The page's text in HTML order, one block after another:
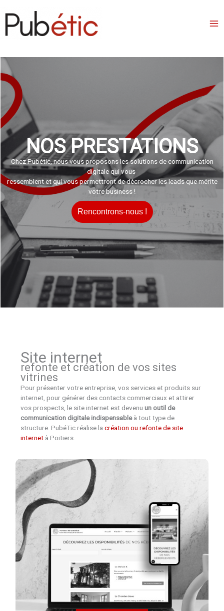
au
contenu
NOS PRESTATIONS
Chez Pubétic, nous vous proposons les solutions de communication
digitale qui vous
ressemblent et qui vous permettront de décrocher les leads que mérite
votre business !
Rencontrons-nous !
Site internet
refonte et création de vos sites
vitrines
Pour présenter votre entreprise, vos services et produits sur
internet, pour générer des contacts commerciaux et attirer
vos prospects, le site internet est devenuun outil de
communication digitale indispensableà tout type de
structure. PubéTic réalise lacréation ou refonte de site
internet à Poitiers.